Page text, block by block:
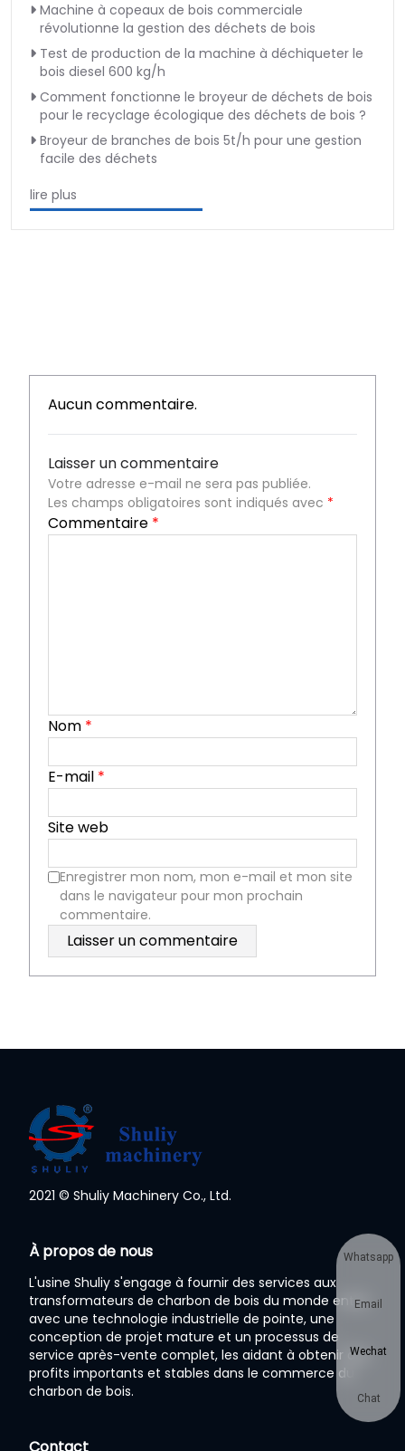
Machine à copeaux de bois commerciale
révolutionne la gestion des déchets de bois
Test de production de la machine à déchiqueter le
bois diesel 600 kg/h
Comment fonctionne le broyeur de déchets de bois
pour le recyclage écologique des déchets de bois ?
Broyeur de branches de bois 5t/h pour une gestion
facile des déchets
lire plus
Aucun commentaire.
Laisser un commentaire
Votre adresse e-mail ne sera pas publiée.
Les champs obligatoires sont indiqués avec *
Commentaire *
Nom *
E-mail *
Site web
Enregistrer mon nom, mon e-mail et mon site
dans le navigateur pour mon prochain
commentaire.
2021 © Shuliy Machinery Co., Ltd.
À propos de nous
L'usine Shuliy s'engage à fournir des services aux
transformateurs de charbon de bois du monde entier
avec une technologie industrielle de pointe, une
conception de projet mature et un processus de
service après-vente complet, les aidant à obtenir des
profits importants et stables dans le commerce du
charbon de bois.
Whatsapp
Email
Wechat
Chat